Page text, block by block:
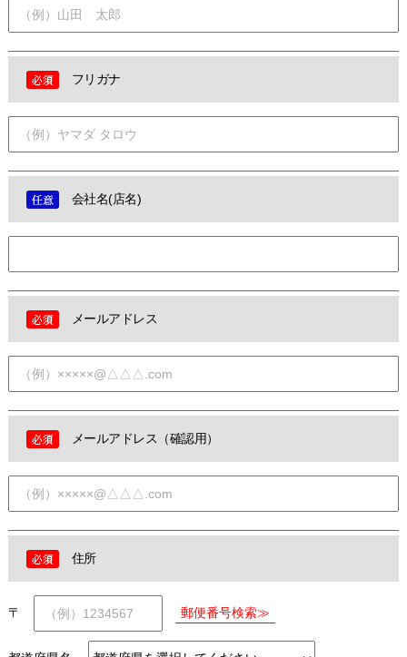
フリガナ
会社名(店名)
メールアドレス
メールアドレス（確認用）
住所
〒